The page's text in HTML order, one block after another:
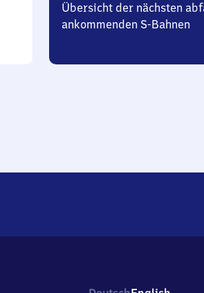
Übersicht der nächsten
ankommenden S-Bahnen